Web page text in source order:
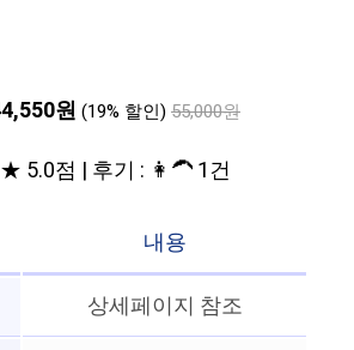
원 (19% 할인) 55,000원
5.0점 | 후기 : 👩‍🦱 1건
내용
상세페이지 참조